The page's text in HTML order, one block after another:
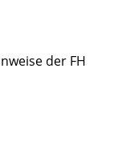
der FH